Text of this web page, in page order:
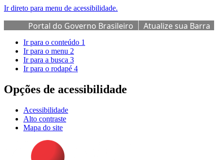
Ir direto para menu de acessibilidade.
Portal do Governo Brasileiro
Atualize sua Barra
de Governo
Ir para o conteúdo 1
Ir para o menu 2
Ir para a busca 3
Ir para o rodapé 4
Opções de acessibilidade
Acessibilidade
Alto contraste
Mapa do site